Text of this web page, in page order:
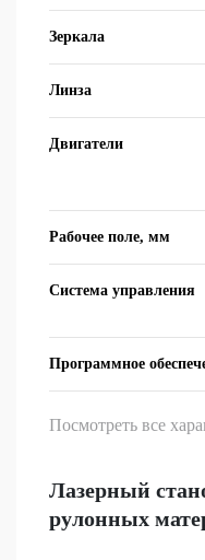
Зеркала
Линза
Двигатели
Рабочее поле, мм
Система управления
Программное
Посмотреть все
Лазерный
рулонных